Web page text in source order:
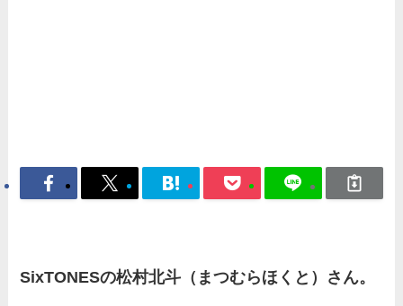
SixTONESの松村北斗（まつむらほくと）さん。